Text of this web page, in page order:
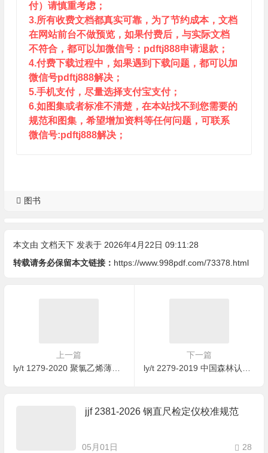
付）请慎重考虑；
3.所有收费文档都真实可靠，为了节约成本，文档
在网站前台不做预览，如果付费后，与实际文档
不符合，都可以加微信号：pdftj888申请退款；
4.付费下载过程中，如果遇到下载问题，都可以加
微信号pdftj888解决；
5.手机支付，尽量选择支付宝支付；
6.如图集或者标准不清楚，在本站找不到您需要的
规范和图集，希望增加资料等任何问题，可联系
微信号:pdftj888解决；
图书
本文由 文档天下发表于 2026年4月22日 09:11:28
转载请务必保留本文链接： https://www.998pdf.com/73378.html
上一篇
ly/t 1279-2020 聚氯乙烯薄膜饰面人造板
下一篇
jjf 2381-2026 钢直尺检定仪校准规范
05月01日 28